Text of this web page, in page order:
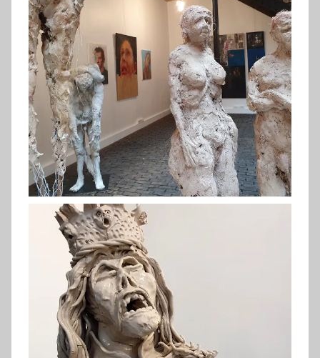
Blondel (2019)